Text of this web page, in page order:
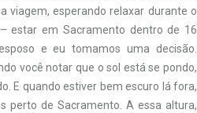
viagem, esperando relaxar durante o
estar em Sacramento dentro de 16
e eu tomamos uma decisão.
você notar que o sol está se pondo,
E quando estiver bem escuro lá fora,
perto de Sacramento. A essa altura,